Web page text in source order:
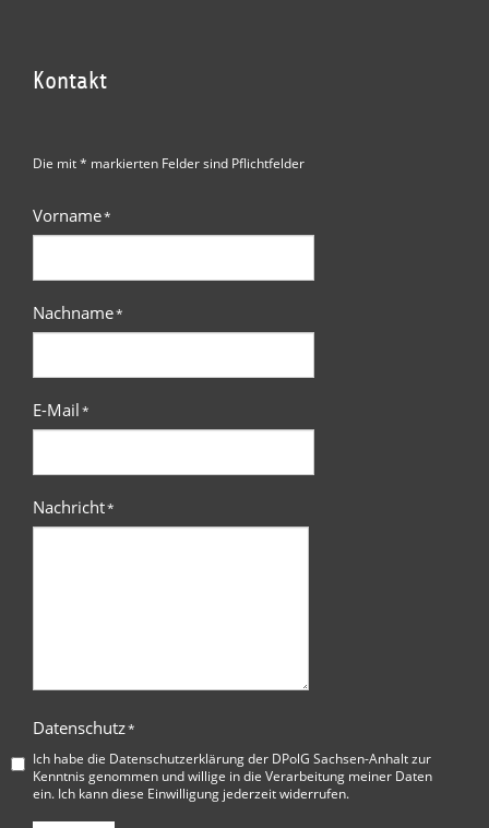
Kontakt
Die mit * markierten Felder sind Pflichtfelder
Vorname*
Nachname*
E-Mail*
Nachricht*
Datenschutz*
Ich habe die Datenschutzerklärung der DPolG Sachsen-Anhaltzur
Kenntnis genommen und willige in die Verarbeitung meiner Daten
ein. Ich kann diese Einwilligung jederzeit widerrufen.